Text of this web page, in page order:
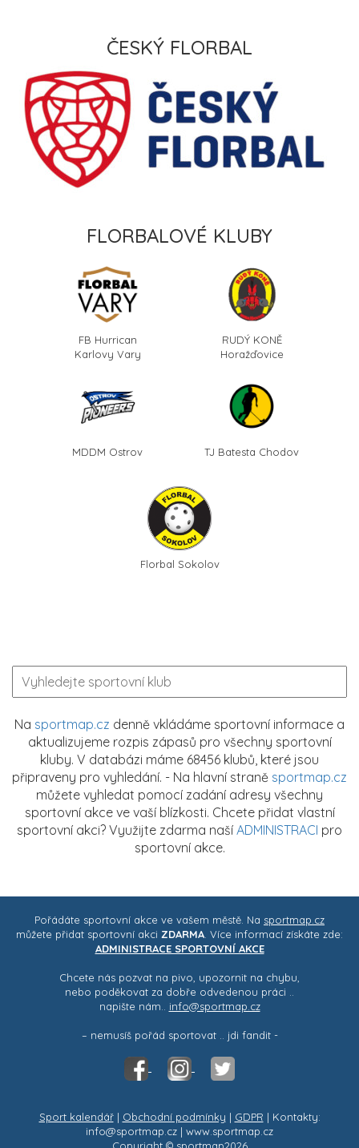
ČESKÝ FLORBAL
FLORBALOVÉ KLUBY
FB Hurrican
Karlovy Vary
RUDÝ KONĚ
Horažďovice
MDDM Ostrov TJ Batesta Chodov
Florbal Sokolov
Na sportmap.cz denně vkládáme sportovní informace a
aktualizujeme rozpis zápasů pro všechny sportovní
kluby. V databázi máme 68456 klubů, které jsou
připraveny pro vyhledání. - Na hlavní straně sportmap.cz
můžete vyhledat pomocí zadání adresy všechny
sportovní akce ve vaší blízkosti. Chcete přidat vlastní
sportovní akci? Využijte zdarma naší ADMINISTRACI pro
sportovní akce.
Pořádáte sportovní akce ve vašem městě. Na sportmap.cz
můžete přidat sportovní akci ZDARMA . Více informací získáte zde:
ADMINISTRACE SPORTOVNÍ AKCE
Chcete nás pozvat na pivo, upozornit na chybu,
nebo poděkovat za dobře odvedenou práci ..
napište nám.. info@sportmap.cz
– nemusíš pořád sportovat .. jdi fandit -
Sport kalendář| Obchodní podmínky | GDPR | Kontakty:
info@sportmap.cz | www.sportmap.cz